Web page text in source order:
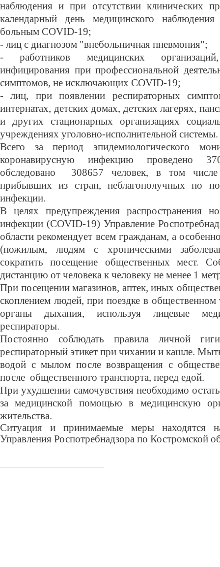
наблюдения и при отсутствии клинических
календарный день медицинского
больным COVID-19;
- лиц с диагнозом "внебольничная пневмония";
- работников медицинских
инфицирования при профессиональной
симптомов, не исключающих COVID-19;
- лиц, при появлении респираторных
интернатах, детских домах, детских лагерях,
и других стационарных организациях
учреждениях уголовно-исполнительной системы.
Всего за период эпидемиологического
коронавирусную инфекцию проведено
обследовано 308657 человек, в том
прибывших из стран, неблагополучных по
инфекции.
В целях предупреждения распространения
инфекции (COVID-19) Управление
области рекомендует всем гражданам, а
(пожилым, людям с хроническими
сократить посещение общественных мест.
дистанцию от человека к человеку не менее 1
При посещении магазинов, аптек, иных
скоплением людей, при поездке в общественном
органы дыхания, используя лицевые
респираторы.
Постоянно соблюдать правила личной
респираторный этикет при чихании и кашле.
водой с мылом после возвращения с
после общественного транспорта, перед едой.
При ухудшении самочувствия необходимо
за медицинской помощью в медицинскую
жительства.
Ситуация и принимаемые меры находятся
Управления Роспотребнадзора по Костромской